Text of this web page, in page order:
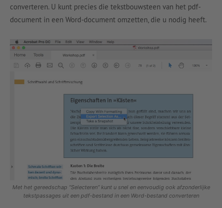
converteren. U kunt precies die tekstbouwsteen van het pdf-
document in een Word-document omzetten, die u nodig heeft.
Met het gereedschap “Selecteren” kunt u snel en eenvoudig ook afzonderlijke
tekstpassages uit een pdf-bestand in een Word-bestand converteren